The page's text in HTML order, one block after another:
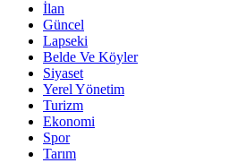
İlan
Güncel
Lapseki
Belde Ve Köyler
Siyaset
Yerel Yönetim
Turizm
Ekonomi
Spor
Tarım